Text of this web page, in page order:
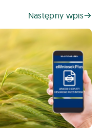
Następny wpis